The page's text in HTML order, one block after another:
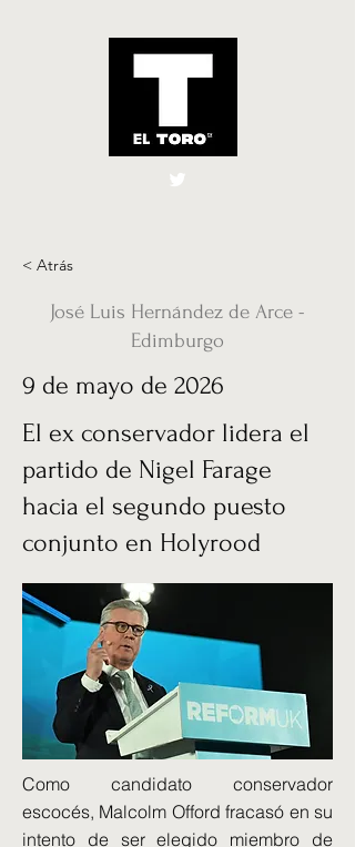
El Toro España
< Atrás
José Luis Hernández de Arce -
Edimburgo
9 de mayo de 2026
El ex conservador lidera el
partido de Nigel Farage
hacia el segundo puesto
conjunto en Holyrood
Como candidato conservador
escocés, Malcolm Offord fracasó en su
intento de ser elegido miembro de